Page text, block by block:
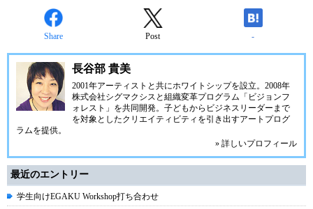
Share Post -
長谷部 貴美
2001年アーティストと共にホワイトシップを設立。2008年
株式会社シグマクシスと組織変革プログラム「ビジョンフ
ォレスト」を共同開発。子どもからビジネスリーダーまで
を対象としたクリエイティビティを引き出すアートプログ
ラムを提供。
» 詳しいプロフィール
最近のエントリー
学生向けEGAKU Workshop打ち合わせ